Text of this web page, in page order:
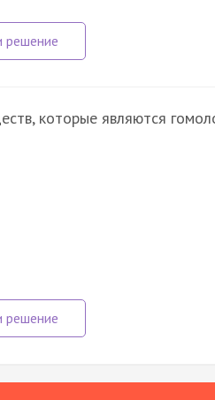
которые являются